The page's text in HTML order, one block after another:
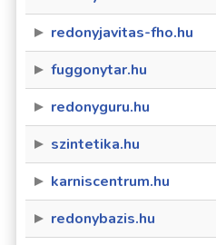
redonyjavitas-fho.hu
fuggonytar.hu
redonyguru.hu
szintetika.hu
karniscentrum.hu
redonybazis.hu